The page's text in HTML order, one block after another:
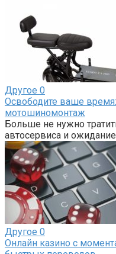
Другое 0
Освободите ваше
мотошиномонтаж
Больше не нужно
автосервиса и
Другое 0
Онлайн казино с